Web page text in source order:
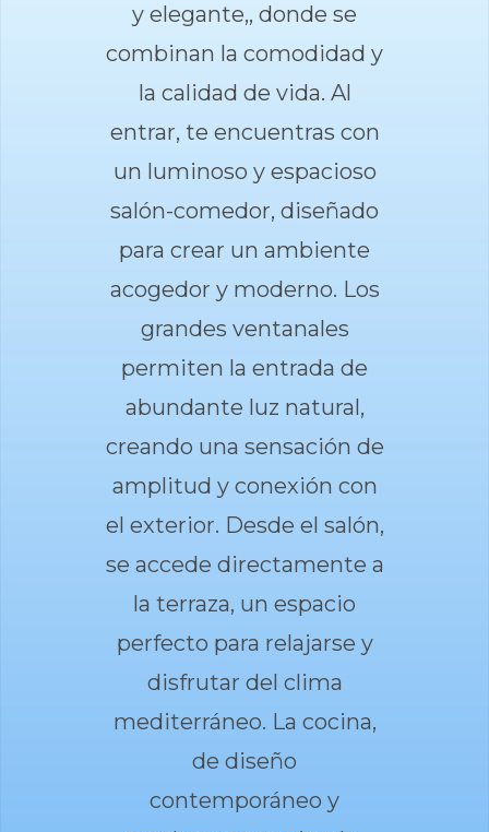
y elegante,, donde se
combinan la comodidad y
la calidad de vida. Al
entrar, te encuentras con
un luminoso y espacioso
salón-comedor, diseñado
para crear un ambiente
acogedor y moderno. Los
grandes ventanales
permiten la entrada de
abundante luz natural,
creando una sensación de
amplitud y conexión con
el exterior. Desde el salón,
se accede directamente a
la terraza, un espacio
perfecto para relajarse y
disfrutar del clima
mediterráneo. La cocina,
de diseño
contemporáneo y